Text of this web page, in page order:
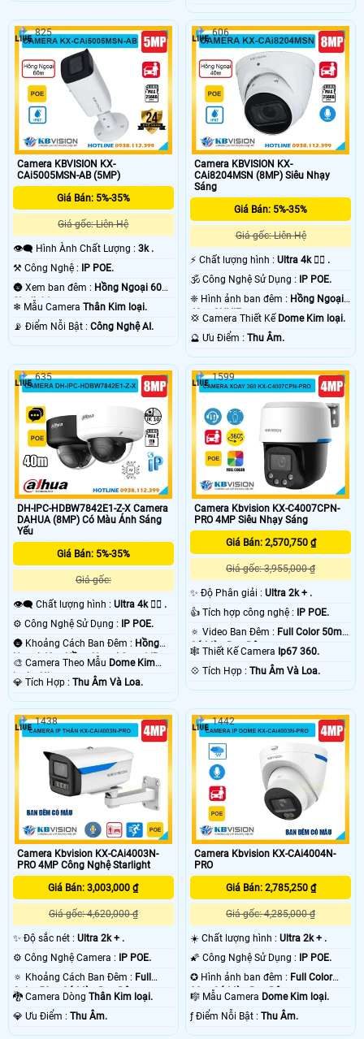
Camera KBVISION KX-
CAi5005MSN-AB (5MP)
Giá Bán: 5%-35%
Giá gốc: Liên Hệ
👁️‍🗨 Hình Ành Chất Lượng : 3k .
⚒ Công Nghệ :
IP POE.
🌚 Xem ban đêm : Hồng Ngoại 60m
Starlight.
❄ Mẫu Camera Thân Kim loại.
️📡 Điểm Nỗi Bật : Công Nghệ AI.
825
Camera KBVISION KX-
CAi8204MSN (8MP) Siêu Nhạy
Sáng
Giá Bán: 5%-35%
Giá gốc: Liên Hệ
️⚡ Chất lượng hình :Ultra 4k 👍🏾 .
🕉️ Công Nghệ Sử Dụng :
IP POE.
❈ Hình ảnh ban đêm : Hồng Ngoại
40m ONVIF.
💢 Camera Thiết Kế Dome Kim loại.
️🔮 Ưu Điểm :Thu Âm.
606
DH-IPC-HDBW7842E1-Z-X Camera
DAHUA (8MP) Có Màu Ánh Sáng
Yếu
Giá Bán: 5%-35%
Giá gốc:
👁️‍🗨 Chất lượng hình : Ultra 4k 👍🏾 .
⚙ Công Nghệ Sử Dụng :
IP POE.
🌚 Khoảng Cách Ban Đêm : Hồng
Ngoại 40m Hồng Ngoại Smart IR.
🎨 Camera Theo Mẫu Dome Kim
loại + Nhựa. ️💎 Tích Hợp : Thu Âm Và Loa.
635
Camera Kbvision KX-C4007CPN-
PRO 4MP Siêu Nhạy Sáng
Giá Bán: 2,570,750 ₫
Giá gốc: 3,955,000 ₫
✨ Độ Phân giải :Ultra 2k + .
👍 Tích hợp công nghệ :
IP POE.
🔅 Video Ban Đêm : Full Color 50m
Có Màu Ban Ðêm.
🕸️ Thiết Kế Camera Ip67 360.
️💠 Tích Hợp :Thu Âm Và Loa.
1599
Camera Kbvision KX-CAi4003N-
PRO 4MP Công Nghệ Starlight
Giá Bán: 3,003,000 ₫
Giá gốc: 4,620,000 ₫
✨ Độ sắc nét : Ultra 2k + .
⚙ Công Nghệ Camera : IP POE.
🔅 Khoảng Cách Ban Đêm : Full
Color 50m Có Màu Ban Ðêm.
🐉️ Camera Dòng Thân Kim loại.
️💎 Ưu Điểm : Thu Âm.
1438
Camera Kbvision KX-CAi4004N-
PRO
Giá Bán: 2,785,250 ₫
Giá gốc: 4,285,000 ₫
☀️ Chất lượng hình :Ultra 2k + .
🌠 Công Nghệ Sử Dụng : IP POE.
✪ Hình ảnh ban đêm : Full Color
30m Có Màu Ban Ðêm.
🎼️ Mẫu Camera Dome Kim loại.
️ƒ Điểm Nỗi Bật :Thu Âm.
1442